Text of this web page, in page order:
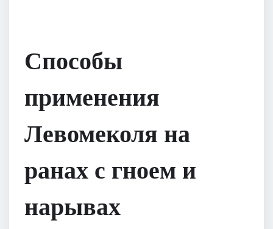
Способы
применения
Левомеколя на
ранах с гноем и
нарывах